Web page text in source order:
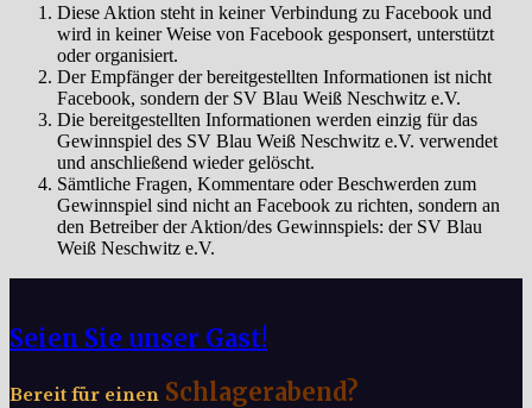
Diese Aktion steht in keiner Verbindung zu Facebook und
wird in keiner Weise von Facebook gesponsert, unterstützt
oder organisiert.
Der Empfänger der bereitgestellten Informationen ist nicht
Facebook, sondern der SV Blau Weiß Neschwitz e.V.
Die bereitgestellten Informationen werden einzig für das
Gewinnspiel des SV Blau Weiß Neschwitz e.V. verwendet
und anschließend wieder gelöscht.
Sämtliche Fragen, Kommentare oder Beschwerden zum
Gewinnspiel sind nicht an Facebook zu richten, sondern an
den Betreiber der Aktion/des Gewinnspiels: der SV Blau
Weiß Neschwitz e.V.
Seien Sie unser Gast!
Bereit für einen Schlagerabend?